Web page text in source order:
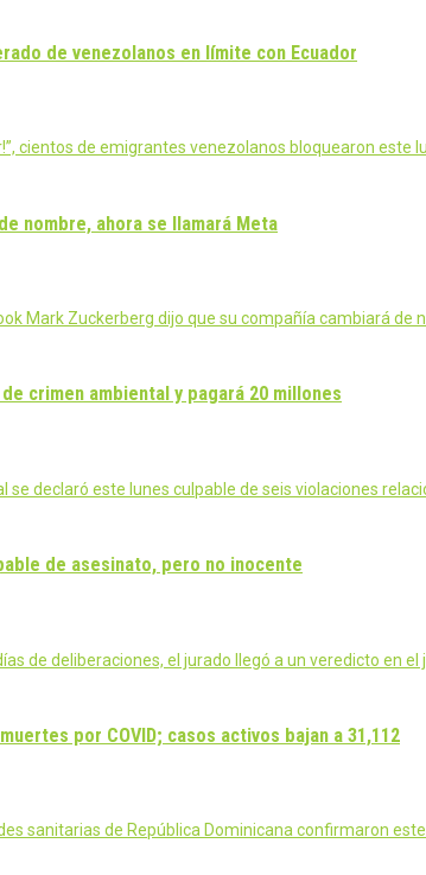
de venezolanos en límite con Ecuador
cientos de emigrantes venezolanos bloquearon
nombre, ahora se llamará Meta
Mark Zuckerberg dijo que su compañía cambiará
crimen ambiental y pagará 20 millones
se declaró este lunes culpable de seis violaciones
de asesinato, pero no inocente
de deliberaciones, el jurado llegó a un veredicto en
por COVID; casos activos bajan a 31,112
sanitarias de República Dominicana confirmaron